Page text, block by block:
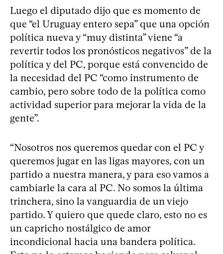
Luego el diputado dijo que es momento de
que “el Uruguay entero sepa” que una opción
política nueva y “muy distinta” viene “a
revertir todos los pronósticos negativos” de la
política y del PC, porque está convencido de
la necesidad del PC “como instrumento de
cambio, pero sobre todo de la política como
actividad superior para mejorar la vida de la
gente”.
“Nosotros nos queremos quedar con el PC y
queremos jugar en las ligas mayores, con un
partido a nuestra manera, y para eso vamos a
cambiarle la cara al PC. No somos la última
trinchera, sino la vanguardia de un viejo
partido. Y quiero que quede claro, esto no es
un capricho nostálgico de amor
incondicional hacia una bandera política.